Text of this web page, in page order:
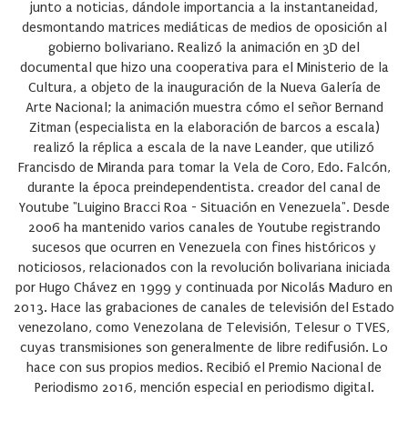
junto a noticias, dándole importancia a la instantaneidad,
desmontando matrices mediáticas de medios de oposición al
gobierno bolivariano. Realizó la animación en 3D del
documental que hizo una cooperativa para el Ministerio de la
Cultura, a objeto de la inauguración de la Nueva Galería de
Arte Nacional; la animación muestra cómo el señor Bernand
Zitman (especialista en la elaboración de barcos a escala)
realizó la réplica a escala de la nave Leander, que utilizó
Francisdo de Miranda para tomar la Vela de Coro, Edo. Falcón,
durante la época preindependentista. creador del canal de
Youtube "Luigino Bracci Roa - Situación en Venezuela". Desde
2006 ha mantenido varios canales de Youtube registrando
sucesos que ocurren en Venezuela con fines históricos y
noticiosos, relacionados con la revolución bolivariana iniciada
por Hugo Chávez en 1999 y continuada por Nicolás Maduro en
2013. Hace las grabaciones de canales de televisión del Estado
venezolano, como Venezolana de Televisión, Telesur o TVES,
cuyas transmisiones son generalmente de libre redifusión. Lo
hace con sus propios medios. Recibió el Premio Nacional de
Periodismo 2016, mención especial en periodismo digital.